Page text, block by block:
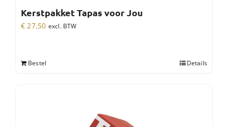
Kerstpakket Tapas voor Jou
€ 27,50 excl. BTW
Bestel Details